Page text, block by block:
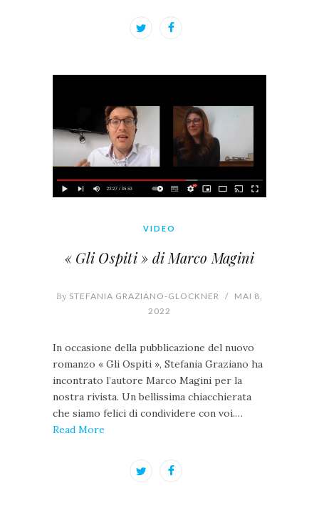
VIDEO
« Gli Ospiti » di Marco Magini
By STEFANIA GRAZIANO-GLOCKNER / MAI 8,
2022
In occasione della pubblicazione del nuovo
romanzo « Gli Ospiti », Stefania Graziano ha
incontrato l’autore Marco Magini per la
nostra rivista. Un bellissima chiacchierata
che siamo felici di condividere con voi.…
Read More